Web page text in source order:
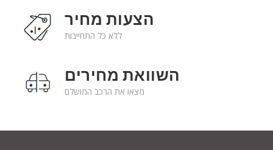
הצעות מחיר
ללא כל התחייבות
השוואת מחירים
מצאו את הרכב המושלם